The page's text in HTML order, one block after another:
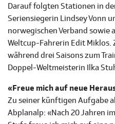
Darauf folgten Stationen in
Seriensiegerin Lindsey Vonn
norwegischen Verband sowie
Weltcup-Fahrerin Edit
während drei Saisons zum
Doppel-Weltmeisterin Ilka
«Freue mich auf neue
Zu seiner künftigen Aufgabe
Abplanalp: «Nach 20 Jahren